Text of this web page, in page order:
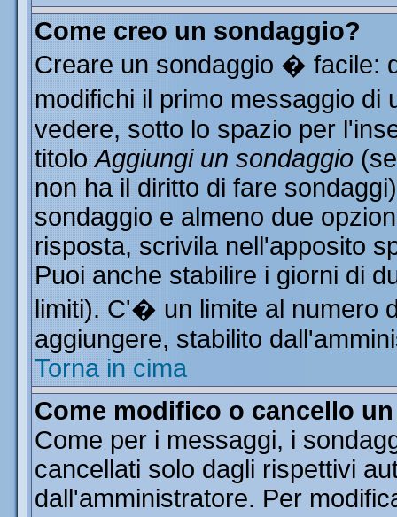
Come creo un sondaggio?
Creare un sondaggio � facile:
modifichi il primo messaggio
vedere, sotto lo spazio per
titoloAggiungi un sondaggio
non ha il diritto di fare
sondaggio e almeno due
risposta, scrivila nell'apposito
Puoi anche stabilire i giorni di
limiti). C'� un limite al numero
aggiungere, stabilito
Torna in cima
Come modifico o cancello
Come per i messaggi, i
cancellati solo dagli rispettivi
dall'amministratore. Per